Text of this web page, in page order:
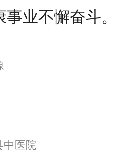
业不懈奋斗。
中医院